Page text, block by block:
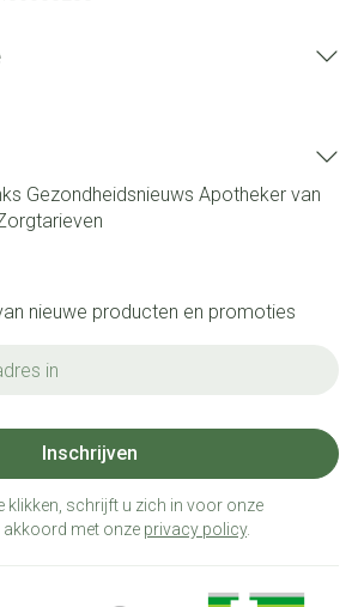
Gezondheidsnieuws Apotheker van
nieuwe producten en promoties
Inschrijven
klikken, schrijft u zich in voor onze
akkoord met onze privacy policy.